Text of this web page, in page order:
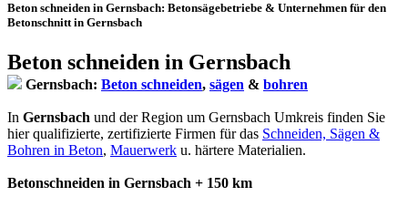
Beton schneiden in Gernsbach: Betonsägebetriebe & Unternehmen für den
Betonschnitt in Gernsbach
Beton schneiden in Gernsbach
Gernsbach: Beton schneiden, sägen & bohren
In Gernsbach und der Region um Gernsbach Umkreis finden Sie
hier qualifizierte, zertifizierte Firmen für das Schneiden, Sägen &
Bohren in Beton, Mauerwerk u. härtere Materialien.
Betonschneiden in Gernsbach + 150 km